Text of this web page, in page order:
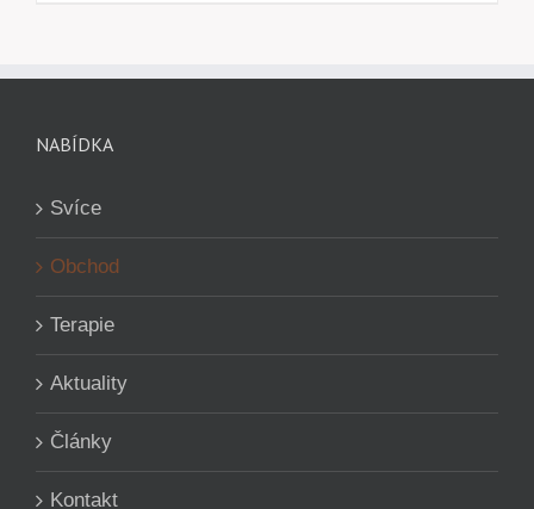
NABÍDKA
Svíce
Obchod
Terapie
Aktuality
Články
Kontakt